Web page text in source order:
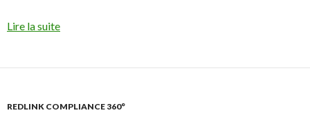
Lire la suite
REDLINK COMPLIANCE 360°